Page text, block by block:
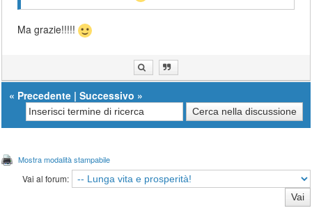
Ma grazie!!!!!
« Precedente |Successivo »
Mostra modalità stampabile
Vai al forum: